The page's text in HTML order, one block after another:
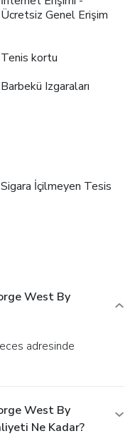
Ücretsiz Genel Erişim
Tenis kortu
Barbekü Izgaraları
Sigara İçilmeyen Tesis
West By
West By
Ne Kadar?